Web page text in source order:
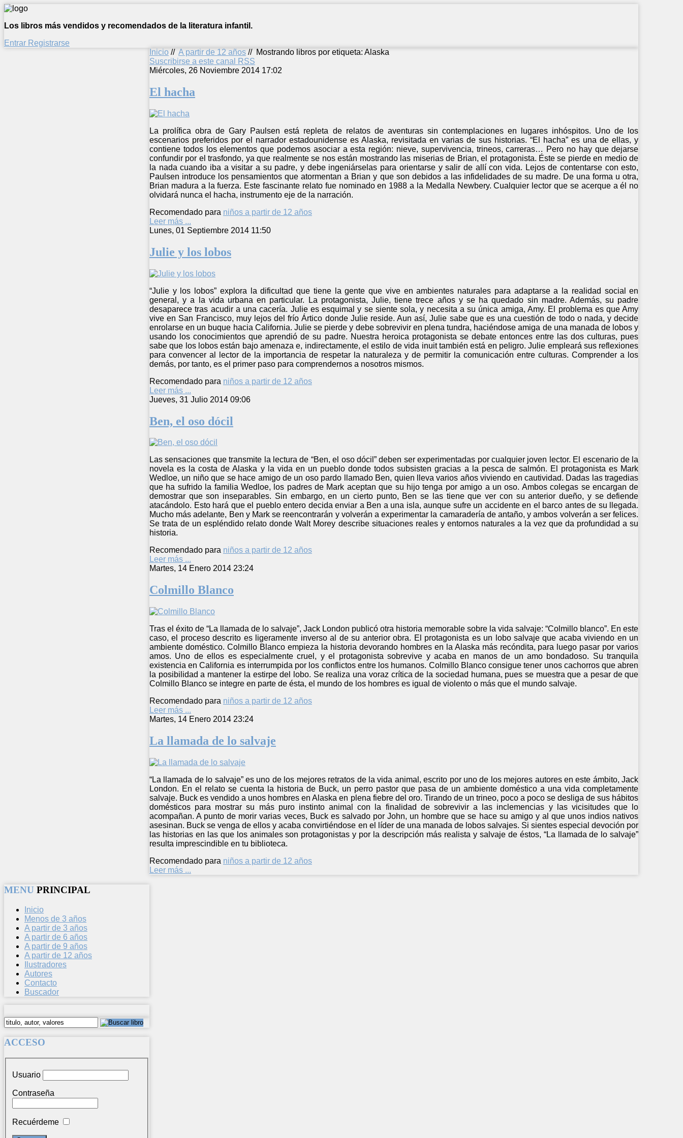
Los libros más vendidos y recomendados de la literatura infantil.
Entrar Registrarse
Inicio // A partir de 12 años // Mostrando libros por etiqueta: Alaska
Suscribirse a este canal RSS
Miércoles, 26 Noviembre 2014 17:02
El hacha
La prolífica obra de Gary Paulsen está repleta de relatos de aventuras sin contemplaciones en lugares inhóspitos. Uno de los
escenarios preferidos por el narrador estadounidense es Alaska, revisitada en varias de sus historias. “El hacha” es una de ellas, y
contiene todos los elementos que podemos asociar a esta región: nieve, supervivencia, trineos, carreras… Pero no hay que dejarse
confundir por el trasfondo, ya que realmente se nos están mostrando las miserias de Brian, el protagonista. Éste se pierde en medio de
la nada cuando iba a visitar a su padre, y debe ingeniárselas para orientarse y salir de allí con vida. Lejos de contentarse con esto,
Paulsen introduce los pensamientos que atormentan a Brian y que son debidos a las infidelidades de su madre. De una forma u otra,
Brian madura a la fuerza. Este fascinante relato fue nominado en 1988 a la Medalla Newbery. Cualquier lector que se acerque a él no
olvidará nunca el hacha, instrumento eje de la narración.
Recomendado para niños a partir de 12 años
Leer más ...
Lunes, 01 Septiembre 2014 11:50
Julie y los lobos
“Julie y los lobos” explora la dificultad que tiene la gente que vive en ambientes naturales para adaptarse a la realidad social en
general, y a la vida urbana en particular. La protagonista, Julie, tiene trece años y se ha quedado sin madre. Además, su padre
desaparece tras acudir a una cacería. Julie es esquimal y se siente sola, y necesita a su única amiga, Amy. El problema es que Amy
vive en San Francisco, muy lejos del frío Ártico donde Julie reside. Aun así, Julie sabe que es una cuestión de todo o nada, y decide
enrolarse en un buque hacia California. Julie se pierde y debe sobrevivir en plena tundra, haciéndose amiga de una manada de lobos y
usando los conocimientos que aprendió de su padre. Nuestra heroica protagonista se debate entonces entre las dos culturas, pues
sabe que los lobos están bajo amenaza e, indirectamente, el estilo de vida inuit también está en peligro. Julie empleará sus reflexiones
para convencer al lector de la importancia de respetar la naturaleza y de permitir la comunicación entre culturas. Comprender a los
demás, por tanto, es el primer paso para comprendernos a nosotros mismos.
Recomendado para niños a partir de 12 años
Leer más ...
Jueves, 31 Julio 2014 09:06
Ben, el oso dócil
Las sensaciones que transmite la lectura de “Ben, el oso dócil” deben ser experimentadas por cualquier joven lector. El escenario de la
novela es la costa de Alaska y la vida en un pueblo donde todos subsisten gracias a la pesca de salmón. El protagonista es Mark
Wedloe, un niño que se hace amigo de un oso pardo llamado Ben, quien lleva varios años viviendo en cautividad. Dadas las tragedias
que ha sufrido la familia Wedloe, los padres de Mark aceptan que su hijo tenga por amigo a un oso. Ambos colegas se encargan de
demostrar que son inseparables. Sin embargo, en un cierto punto, Ben se las tiene que ver con su anterior dueño, y se defiende
atacándolo. Esto hará que el pueblo entero decida enviar a Ben a una isla, aunque sufre un accidente en el barco antes de su llegada.
Mucho más adelante, Ben y Mark se reencontrarán y volverán a experimentar la camaradería de antaño, y ambos volverán a ser felices.
Se trata de un espléndido relato donde Walt Morey describe situaciones reales y entornos naturales a la vez que da profundidad a su
historia.
Recomendado para niños a partir de 12 años
Leer más ...
Martes, 14 Enero 2014 23:24
Colmillo Blanco
Tras el éxito de “La llamada de lo salvaje”, Jack London publicó otra historia memorable sobre la vida salvaje: “Colmillo blanco”. En este
caso, el proceso descrito es ligeramente inverso al de su anterior obra. El protagonista es un lobo salvaje que acaba viviendo en un
ambiente doméstico. Colmillo Blanco empieza la historia devorando hombres en la Alaska más recóndita, para luego pasar por varios
amos. Uno de ellos es especialmente cruel, y el protagonista sobrevive y acaba en manos de un amo bondadoso. Su tranquila
existencia en California es interrumpida por los conflictos entre los humanos. Colmillo Blanco consigue tener unos cachorros que abren
la posibilidad a mantener la estirpe del lobo. Se realiza una voraz crítica de la sociedad humana, pues se muestra que a pesar de que
Colmillo Blanco se integre en parte de ésta, el mundo de los hombres es igual de violento o más que el mundo salvaje.
Recomendado para niños a partir de 12 años
Leer más ...
Martes, 14 Enero 2014 23:24
La llamada de lo salvaje
“La llamada de lo salvaje” es uno de los mejores retratos de la vida animal, escrito por uno de los mejores autores en este ámbito, Jack
London. En el relato se cuenta la historia de Buck, un perro pastor que pasa de un ambiente doméstico a una vida completamente
salvaje. Buck es vendido a unos hombres en Alaska en plena fiebre del oro. Tirando de un trineo, poco a poco se desliga de sus hábitos
domésticos para mostrar su más puro instinto animal con la finalidad de sobrevivir a las inclemencias y las vicisitudes que lo
acompañan. A punto de morir varias veces, Buck es salvado por John, un hombre que se hace su amigo y al que unos indios nativos
asesinan. Buck se venga de ellos y acaba convirtiéndose en el líder de una manada de lobos salvajes. Si sientes especial devoción por
las historias en las que los animales son protagonistas y por la descripción más realista y salvaje de éstos, “La llamada de lo salvaje”
resulta imprescindible en tu biblioteca.
Recomendado para niños a partir de 12 años
Leer más ...
MENU PRINCIPAL
Inicio
Menos de 3 años
A partir de 3 años
A partir de 6 años
A partir de 9 años
A partir de 12 años
Ilustradores
Autores
Contacto
Buscador
ACCESO
Usuario
Contraseña
Recuérdeme